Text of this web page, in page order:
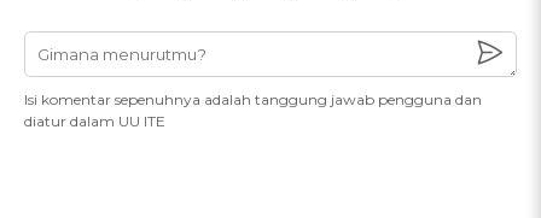
Isi komentar sepenuhnya adalah tanggung jawab pengguna dan
diatur dalam UU ITE